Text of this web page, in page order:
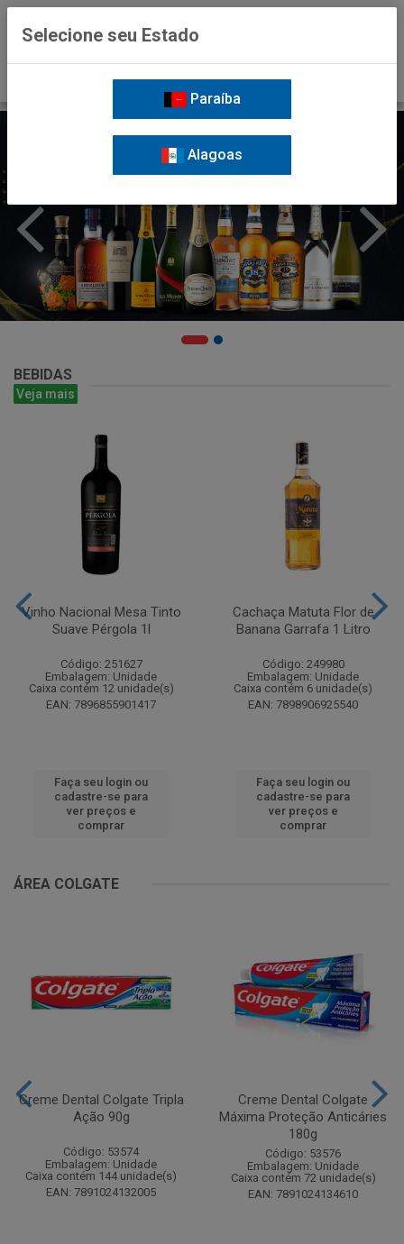
BEBIDAS
Veja mais
Vinho Nacional Mesa Tinto
Suave Pérgola 1l
Código: 251627
Embalagem: Unidade
Caixa contém 12 unidade(s)
EAN: 7896855901417
Faça seu login ou
cadastre-se para
ver preços e
comprar
Cachaça Matuta Flor de
Banana Garrafa 1 Litro
Código: 249980
Embalagem: Unidade
Caixa contém 6 unidade(s)
EAN: 7898906925540
Faça seu login ou
cadastre-se para
ver preços e
comprar
ÁREA COLGATE
Creme Dental Colgate Tripla
Ação 90g
Código: 53574
Embalagem: Unidade
Caixa contém 144 unidade(s)
EAN: 7891024132005
Creme Dental Colgate
Máxima Proteção Anticáries
180g
Código: 53576
Embalagem: Unidade
Caixa contém 72 unidade(s)
EAN: 7891024134610
Selecione seu Estado
Paraíba
Alagoas